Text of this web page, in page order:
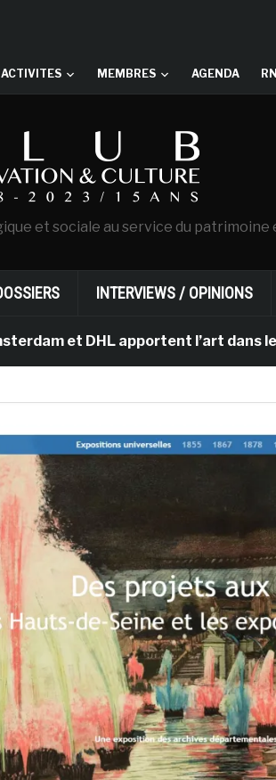
ACTIVITES MEMBRES AGENDA
et sociale au service du patrimoine
INTERVIEWS / OPINIONS
et DHL apportent l’art dans les